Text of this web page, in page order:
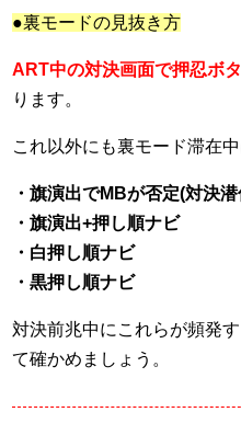
●裏モードの見抜き方
ART中の対決画面で押忍ボ
ります。
これ以外にも裏モード滞在
・旗演出でMBが否定(対決
・旗演出+押し順ナビ
・白押し順ナビ
・黒押し順ナビ
対決前兆中にこれらが頻発
て確かめましょう。